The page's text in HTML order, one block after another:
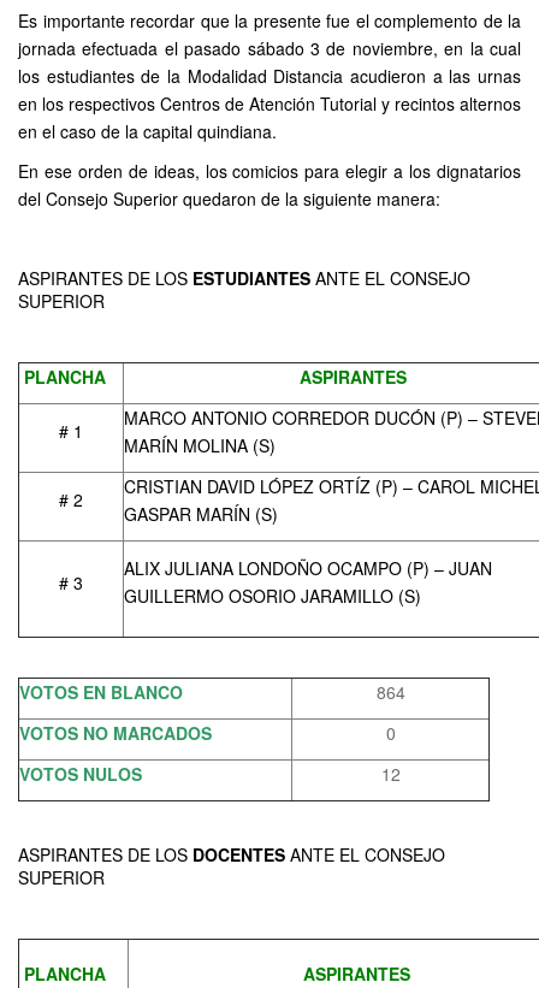
Es importante recordar que la presente fue el complemento de la
jornada efectuada el pasado sábado 3 de noviembre, en la cual
los estudiantes de la Modalidad Distancia acudieron a las urnas
en los respectivos Centros de Atención Tutorial y recintos alternos
en el caso de la capital quindiana.
En ese orden de ideas, los comicios para elegir a los dignatarios
del Consejo Superior quedaron de la siguiente manera:
ASPIRANTES DE LOS ESTUDIANTES ANTE EL CONSEJO
SUPERIOR
PLANCHA ASPIRANTES
# 1
MARCO ANTONIO CORREDOR DUCÓN (P) –
MARÍN MOLINA (S)
# 2
CRISTIAN DAVID LÓPEZ ORTÍZ (P) – CAROL
GASPAR MARÍN (S)
# 3
ALIX JULIANA LONDOÑO OCAMPO (P) – JUAN
GUILLERMO OSORIO JARAMILLO (S)
VOTOS EN BLANCO
864
VOTOS NO MARCADOS
0
VOTOS NULOS
12
ASPIRANTES DE LOS DOCENTES ANTE EL CONSEJO
SUPERIOR
PLANCHA ASPIRANTES